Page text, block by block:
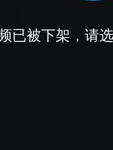
已被下架，请